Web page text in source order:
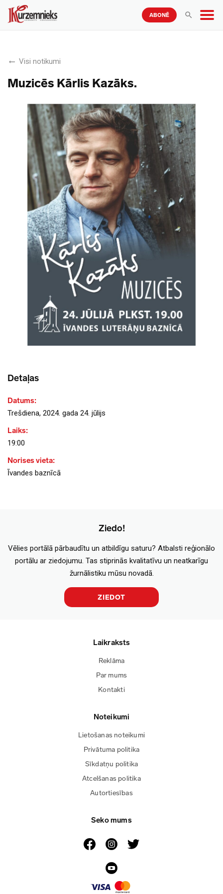
ABONĒ
Visi notikumi
Muzicēs Kārlis Kazāks.
Detaļas
Datums:
Trešdiena, 2024. gada 24. jūlijs
Laiks:
19:00
Norises vieta:
Īvandes baznīcā
Ziedo!
Vēlies portālā pārbaudītu un atbildīgu saturu? Atbalsti reģionālo
portālu ar ziedojumu. Tas stiprinās kvalitatīvu un neatkarīgu
žurnālistiku mūsu novadā.
ZIEDOT
Laikraksts
Reklāma
Par mums
Kontakti
Noteikumi
Lietošanas noteikumi
Privātuma politika
Sīkdatņu politika
Atcelšanas politika
Autortiesības
Seko mums